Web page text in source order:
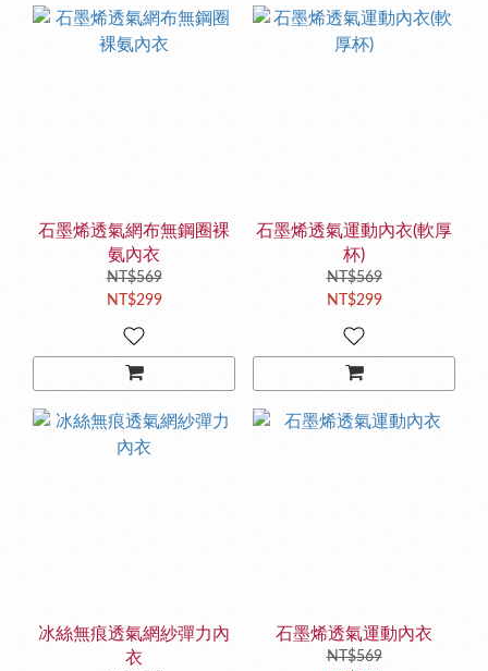
石墨烯透氣網布無鋼圈裸
氨內衣
NT$569
NT$299
石墨烯透氣運動內衣(軟厚
杯)
NT$569
NT$299
冰絲無痕透氣網紗彈力內
衣
石墨烯透氣運動內衣
NT$569